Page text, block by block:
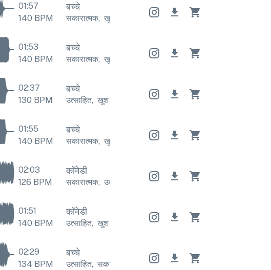
01:57
140 BPM
बच्चे
सकारात्मक, खुश सकारात्मक, सकारात्मक
01:53
140 BPM
बच्चे
सकारात्मक, खुश सकारात्मक, सकारात्मक
02:37
130 BPM
बच्चे
उत्साहित, खुश खुश उत्साहित खुश
01:55
140 BPM
बच्चे
सकारात्मक, खुश सकारात्मक, सकारात्मक
02:03
126 BPM
कॉमेडी
सकारात्मक, उत्साहित सकारात्मक उत्साहित
01:51
140 BPM
कॉमेडी
उत्साहित, खुश खुश उत्साहित खुश
02:29
134 BPM
बच्चे
उत्साहित, सकारात्मक उत्साहित सकारात्मक